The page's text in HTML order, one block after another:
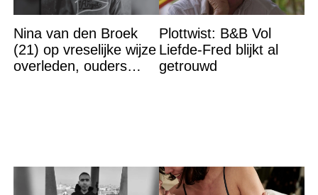
Nina van den Broek
(21) op vreselijke wijze
overleden, ouders
Plottwist: B&B Vol
Liefde-Fred blijkt al
getrouwd